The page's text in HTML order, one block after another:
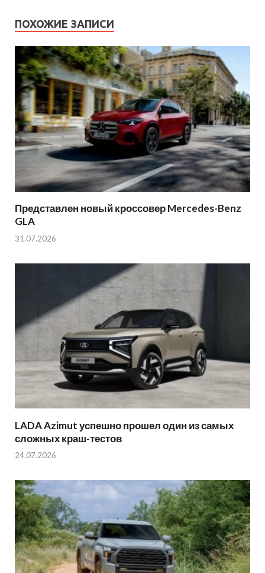
ПОХОЖИЕ ЗАПИСИ
Представлен новый кроссовер Mercedes-Benz
GLA
31.07.2026
LADA Azimut успешно прошел один из самых
сложных краш-тестов
24.07.2026